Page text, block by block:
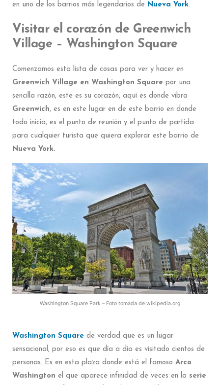
en uno de los barrios más legendarios de Nueva York.
Visitar el corazón de Greenwich
Village – Washington Square
Comenzamos esta lista de cosas para ver y hacer en
Greenwich Village en Washington Square por una
sencilla razón, este es su corazón, aquí es donde vibra
Greenwich, es en este lugar en de este barrio en donde
todo inicia, es el punto de reunión y el punto de partida
para cualquier turista que quiera explorar este barrio de
Nueva York.
Washington Square Park – Foto tomada de wikipedia.org
Washington Square de verdad que es un lugar
sensacional, por eso es que día a día es visitado cientos de
personas. Es en esta plaza donde está el famoso Arco
Washington el que aparece infinidad de veces en la serie